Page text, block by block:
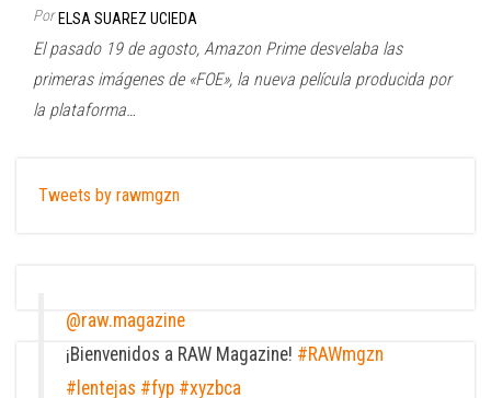
Por ELSA SUAREZ UCIEDA
El pasado 19 de agosto, Amazon Prime desvelaba las
primeras imágenes de «FOE», la nueva película producida por
la plataforma…
Tweets by rawmgzn
@raw.magazine
¡Bienvenidos a RAW Magazine! #RAWmgzn
#lentejas #fyp #xyzbca